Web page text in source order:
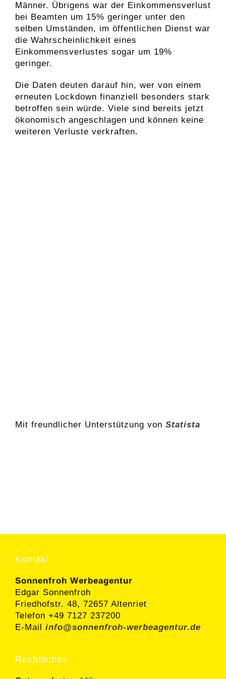
Männer. Übrigens war der Einkommensverlust
bei Beamten um 15% geringer unter den
selben Umständen, im öffentlichen Dienst war
die Wahrscheinlichkeit eines
Einkommensverlustes sogar um 19%
geringer.
Die Daten deuten darauf hin, wer von einem
erneuten Lockdown finanziell besonders stark
betroffen sein würde. Viele sind bereits jetzt
ökonomisch angeschlagen und können keine
weiteren Verluste verkraften.
Mit freundlicher Unterstützung von Statista
Kontakt
Sonnenfroh Werbeagentur
Edgar Sonnenfroh
Friedhofstr. 48, 72657 Altenriet
Telefon +49 7127 237200
E-Mail info@sonnenfroh-werbeagentur.de
Rechtliches